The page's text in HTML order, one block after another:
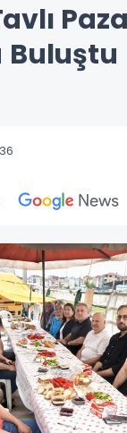
Buluştu